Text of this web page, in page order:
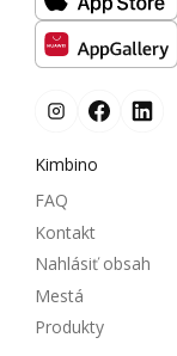
Kimbino
FAQ
Kontakt
Nahlásiť obsah
Mestá
Produkty